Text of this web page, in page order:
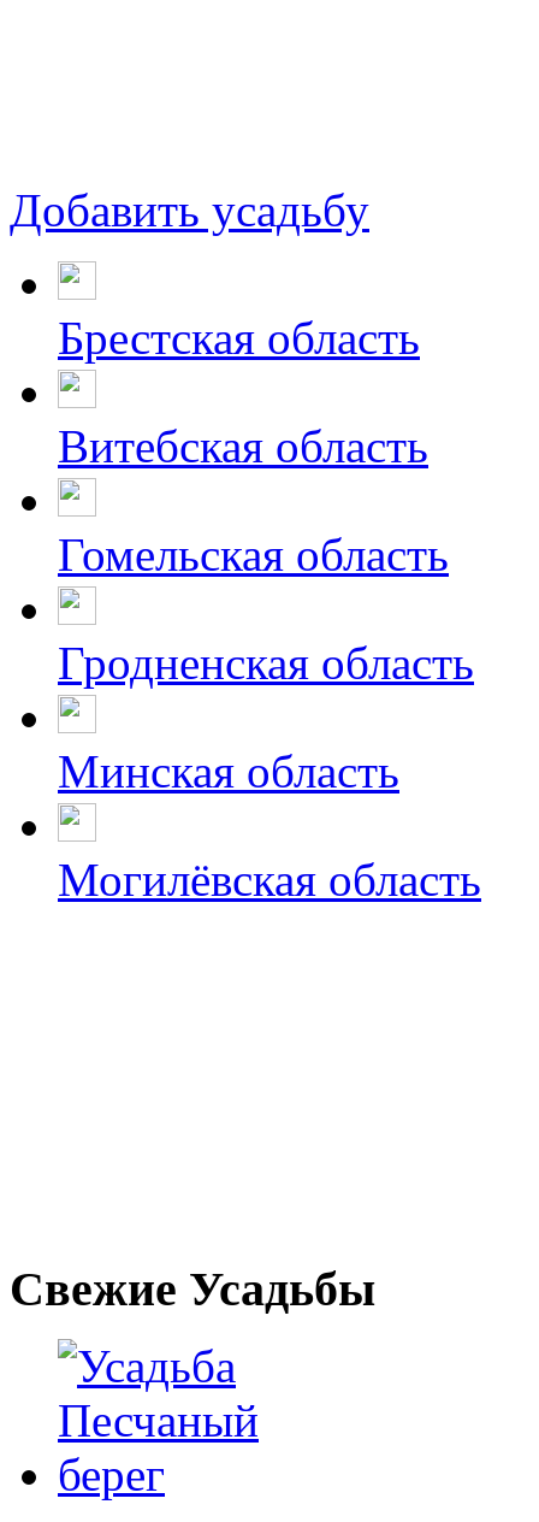
Добавить усадьбу
Брестская область
Витебская область
Гомельская область
Гродненская область
Минская область
Могилёвская область
Свежие Усадьбы